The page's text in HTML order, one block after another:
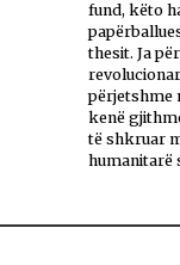
fund, këto
thesit. Ja
përjetshme
kenë
të shkruar
humanitarë